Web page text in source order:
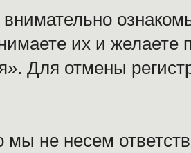
их и желаете
Для отмены
мы не несем